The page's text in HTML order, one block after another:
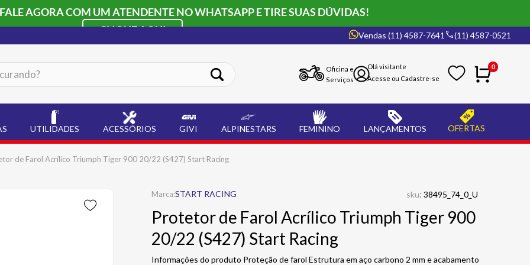
AGORA COM UM ATENDENTE NO WHATSAPP E TIRE SUAS DÚVIDAS!
CLIQUE AQUI
Vendas (11) 4587-7641 (11) 4587-0521
Oficina e
Serviços
0
UTILIDADES ACESSÓRIOS GIVI ALPINESTARS FEMININO LANÇAMENTOS OFERTAS
de Farol Acrílico Triumph Tiger 900 20/22 (S427) Start Racing
START RACING sku: 38495_74_0_U
Protetor de Farol Acrílico Triumph Tiger 900
20/22 (S427) Start Racing
Informações do produto Proteção de farol Estrutura em aço carbono 2 mm e acabamento